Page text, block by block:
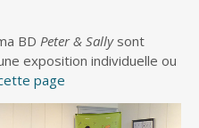
BD Peter & Sallysont
exposition individuelle ou
page